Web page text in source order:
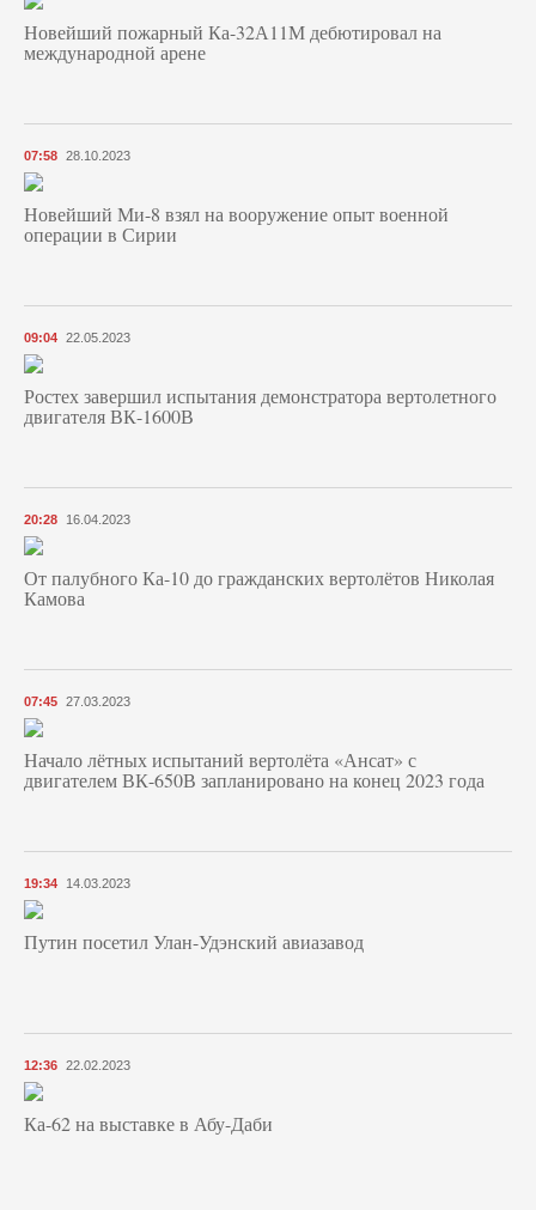
Новейший пожарный Ка-32А11М дебютировал на
международной арене
07:58 28.10.2023
Новейший Ми-8 взял на вооружение опыт военной
операции в Сирии
09:04 22.05.2023
Ростех завершил испытания демонстратора вертолетного
двигателя ВК-1600В
20:28 16.04.2023
От палубного Ка-10 до гражданских вертолётов Николая
Камова
07:45 27.03.2023
Начало лётных испытаний вертолёта «Ансат» с
двигателем ВК-650В запланировано на конец 2023 года
19:34 14.03.2023
Путин посетил Улан-Удэнский авиазавод
12:36 22.02.2023
Ка-62 на выставке в Абу-Даби